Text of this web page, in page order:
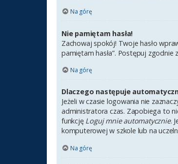
Na górę
Nie pamiętam hasła!
Zachowaj spokój! Twoje hasło
pamiętam hasła”. Postępuj
Na górę
Dlaczego następuje
Jeżeli w czasie logowania nie
administratora czas. Zapobiega to
funkcję Loguj mnie automatycznie.
komputerowej w szkole lub na
Na górę